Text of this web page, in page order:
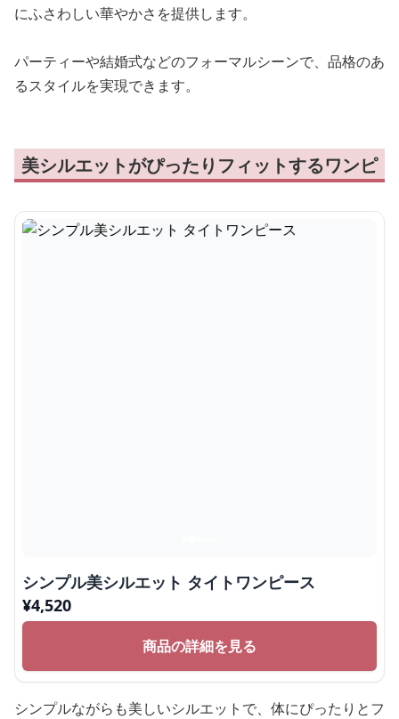
にふさわしい華やかさを提供します。
パーティーや結婚式などのフォーマルシーンで、品格のあ
るスタイルを実現できます。
美シルエットがぴったりフィットするワンピ
シンプル美シルエット タイトワンピース
¥4,520
商品の詳細を見る
シンプルながらも美しいシルエットで、体にぴったりとフ